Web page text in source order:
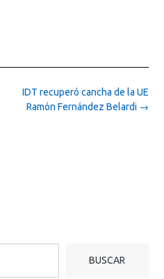
IDT recuperó cancha de la UE
Ramón Fernández Belardi →
BUSCAR